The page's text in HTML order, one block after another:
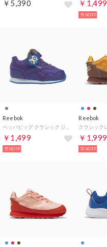
￥5,390 ￥1,499
75%OFF
Reebok
￥1,499
75%OFF
Reebok
￥1,999
72%OFF